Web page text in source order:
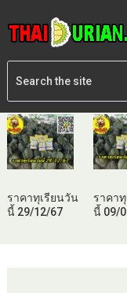
ราคาทุเรียนวัน
นี้ 29/12/67
ราคา
นี้ 09/